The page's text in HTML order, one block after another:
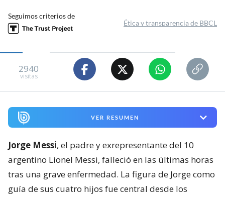
Seguimos criterios de
Ética y transparencia de BBCL
2940
visitas
VER RESUMEN
Jorge Messi, el padre y exrepresentante del 10
argentino Lionel Messi, falleció en las últimas horas
tras una grave enfermedad. La figura de Jorge como
guía de sus cuatro hijos fue central desde los